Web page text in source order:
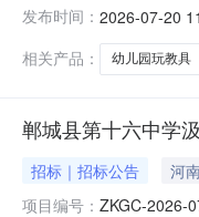
方式：
发布时间： 2026-07-20
相关产品：
幼儿园玩教具
郸城县第十六中学
招标｜招标公告 河
项目编号： ZKGC-2026-